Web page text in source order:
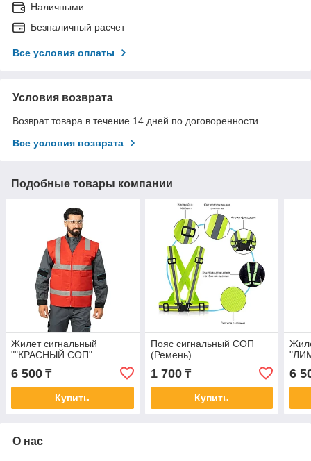
Наличными
Безналичный расчет
Все условия оплаты
Условия возврата
Возврат товара в течение 14 дней по договоренности
Все условия возврата
Подобные товары компании
Жилет сигнальный
""КРАСНЫЙ СОП"
6 500 ₸
Купить
Пояс сигнальный СОП
(Ремень)
1 700₸
Купить
6
О нас